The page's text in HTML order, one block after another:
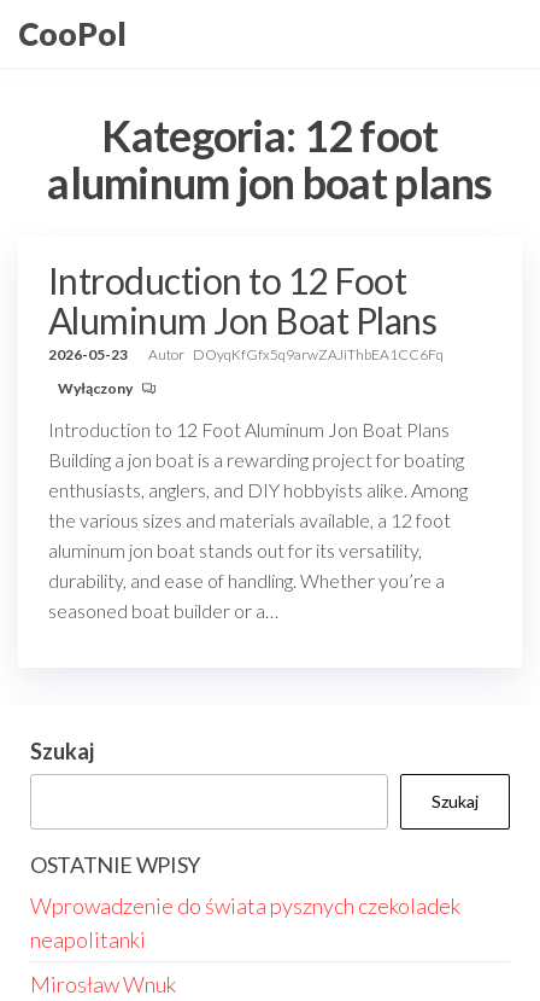
doCooPol
Kategoria: 12 foot
aluminum jon boat plans
Introduction to 12 Foot
Aluminum Jon Boat Plans
2026-05-23 Autor DOyqKfGfx5q9arwZAJiThbEA1CC6Fq
Wyłączony
Introduction to 12 Foot Aluminum Jon Boat Plans
Building a jon boat is a rewarding project for boating
enthusiasts, anglers, and DIY hobbyists alike. Among
the various sizes and materials available, a 12 foot
aluminum jon boat stands out for its versatility,
durability, and ease of handling. Whether you’re a
seasoned boat builder or a…
Szukaj
Szukaj
OSTATNIE WPISY
Wprowadzenie do świata pysznych czekoladek
neapolitanki
Mirosław Wnuk